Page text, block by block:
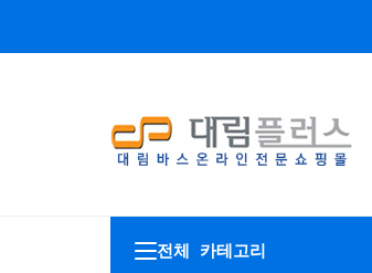
전체 카테고리